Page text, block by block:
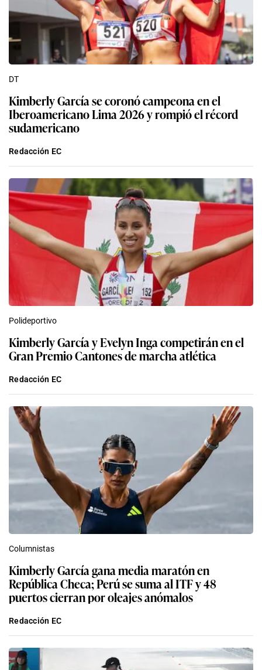
DT
Kimberly García se coronó campeona en el
Iberoamericano Lima 2026 y rompió el récord
sudamericano
Redacción EC
Polideportivo
Kimberly García y Evelyn Inga competirán en el
Gran Premio Cantones de marcha atlética
Redacción EC
Columnistas
Kimberly García gana media maratón en
República Checa; Perú se suma al ITF y 48
puertos cierran por oleajes anómalos
Redacción EC